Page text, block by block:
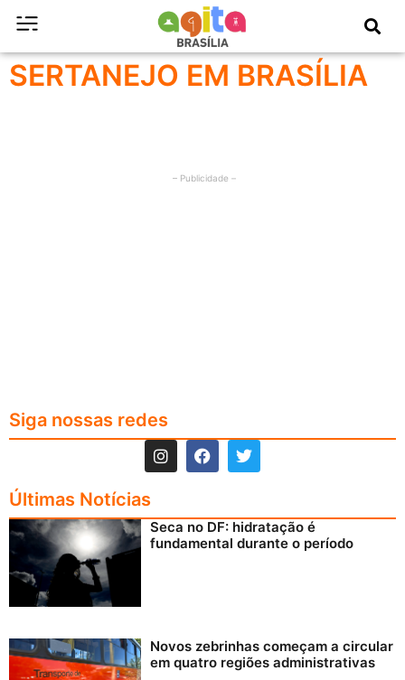
SERTANEJO EM BRASÍLIA
– Publicidade –
Siga nossas redes
Últimas Notícias
Seca no DF: hidratação é
fundamental durante o período
Novos zebrinhas começam a circular
em quatro regiões administrativas